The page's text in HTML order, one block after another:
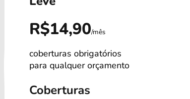
R$14,90/mês
coberturas obrigatórios
para qualquer orçamento
Coberturas